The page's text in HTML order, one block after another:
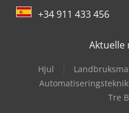
+34 911 433 456
Aktuelle
Hjul
Tre